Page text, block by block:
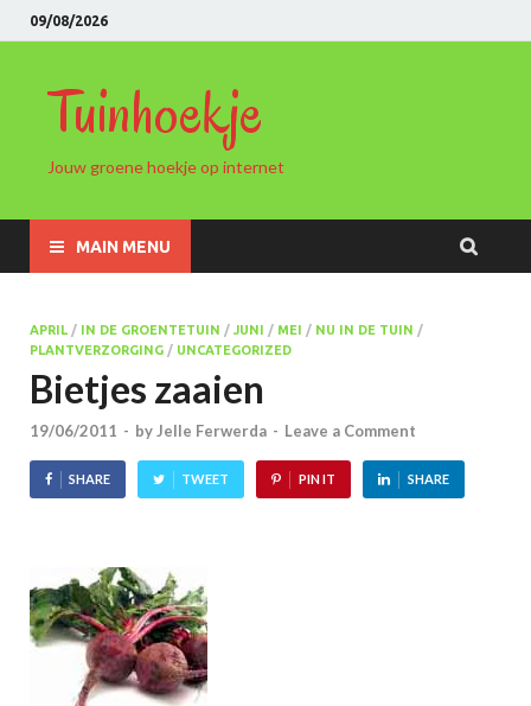
09/08/2026
Tuinhoekje
Jouw groene hoekje op internet
MAIN MENU
APRIL / IN DE GROENTETUIN / JUNI / MEI / NU IN DE TUIN /
PLANTVERZORGING / UNCATEGORIZED
Bietjes zaaien
19/06/2011 - byJelle Ferwerda - Leave a Comment
SHARE TWEET PIN IT SHARE